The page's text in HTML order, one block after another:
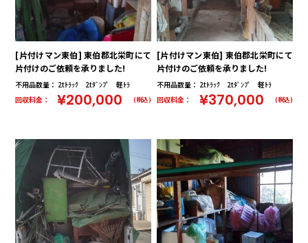
[片付けマン東伯] 東伯郡北栄町にて
片付けのご依頼を承りました!
不用品数量： 2tﾄﾗｯｸ 2tﾀﾞﾝﾌﾟ 軽ﾄﾗ
回収料金：
¥200,000 (税込)
[片付けマン東伯] 東伯郡北栄町にて
片付けのご依頼を承りました!
不用品数量： 2tﾄﾗｯｸ 2tﾀﾞﾝﾌﾟ 軽ﾄﾗ
回収料金：
¥370,000 (税込)